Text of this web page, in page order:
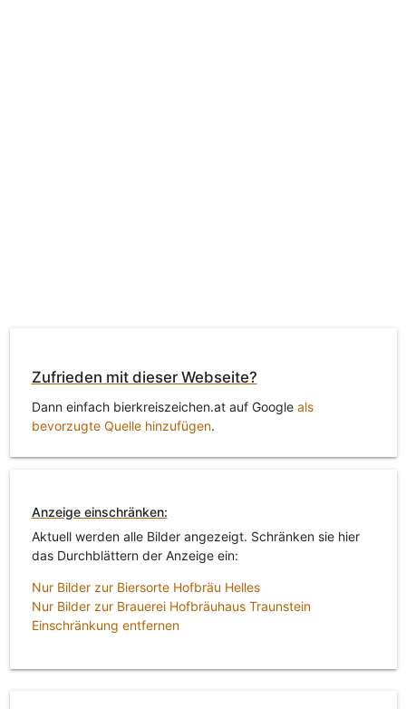
Zufrieden mit dieser Webseite?
Dann einfach bierkreiszeichen.at auf Google als
bevorzugte Quelle hinzufügen.
Anzeige einschränken:
Aktuell werden alle Bilder angezeigt. Schränken sie hier
das Durchblättern der Anzeige ein:
Nur Bilder zur Biersorte Hofbräu Helles
Nur Bilder zur Brauerei Hofbräuhaus Traunstein
Einschränkung entfernen